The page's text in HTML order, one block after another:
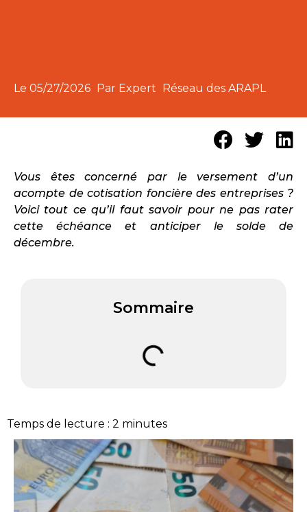
Le 05/27/2026 Par Expert Réseau des ARAPL
Vous êtes concerné par le versement d’un
acompte de cotisation foncière des entreprises ?
Voici tout ce qu’il faut savoir pour ne pas rater
cette échéance et anticiper le solde de
décembre.
Sommaire
Temps de lecture : 2 minutes